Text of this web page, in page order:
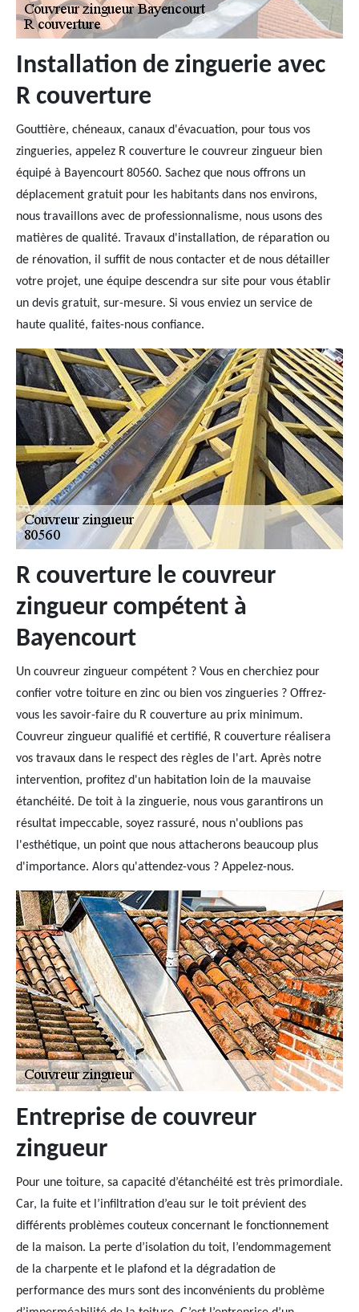
Installation de zinguerie avec
R couverture
Gouttière, chéneaux, canaux d'évacuation, pour tous vos
zingueries, appelez R couverture le couvreur zingueur bien
équipé à Bayencourt 80560. Sachez que nous offrons un
déplacement gratuit pour les habitants dans nos environs,
nous travaillons avec de professionnalisme, nous usons des
matières de qualité. Travaux d'installation, de réparation ou
de rénovation, il suffit de nous contacter et de nous détailler
votre projet, une équipe descendra sur site pour vous établir
un devis gratuit, sur-mesure. Si vous enviez un service de
haute qualité, faites-nous confiance.
R couverture le couvreur
zingueur compétent à
Bayencourt
Un couvreur zingueur compétent ? Vous en cherchiez pour
confier votre toiture en zinc ou bien vos zingueries ? Offrez-
vous les savoir-faire du R couverture au prix minimum.
Couvreur zingueur qualifié et certifié, R couverture réalisera
vos travaux dans le respect des règles de l'art. Après notre
intervention, profitez d'un habitation loin de la mauvaise
étanchéité. De toit à la zinguerie, nous vous garantirons un
résultat impeccable, soyez rassuré, nous n'oublions pas
l'esthétique, un point que nous attacherons beaucoup plus
d'importance. Alors qu'attendez-vous ? Appelez-nous.
Entreprise de couvreur
zingueur
Pour une toiture, sa capacité d’étanchéité est très primordiale.
Car, la fuite et l’infiltration d’eau sur le toit prévient des
différents problèmes couteux concernant le fonctionnement
de la maison. La perte d’isolation du toit, l’endommagement
de la charpente et le plafond et la dégradation de
performance des murs sont des inconvénients du problème